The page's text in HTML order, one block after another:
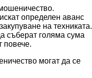
определен аванс
на техниката.
съберат голяма сума
повече.
могат да се